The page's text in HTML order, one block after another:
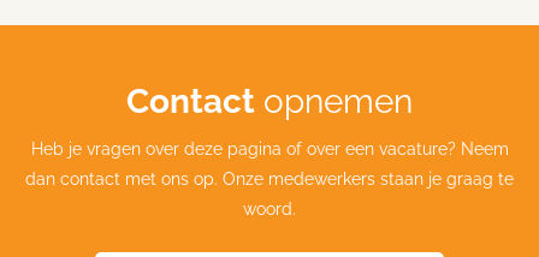
Contact opnemen
Heb je vragen over deze pagina of over een vacature? Neem
dan contact met ons op. Onze medewerkers staan je graag te
woord.